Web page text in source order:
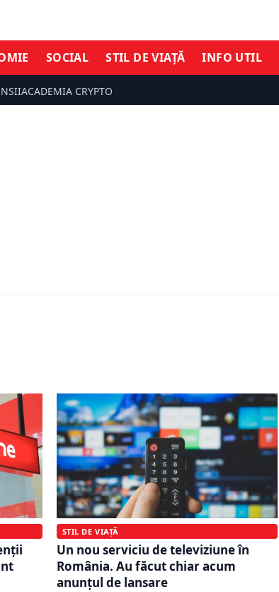
SOCIAL STIL DE VIAȚĂ INFO UTIL
ACADEMIA CRYPTO
STIL DE VIAȚĂ
Un nou serviciu de televiziune în
România. Au făcut chiar acum
anunțul de lansare